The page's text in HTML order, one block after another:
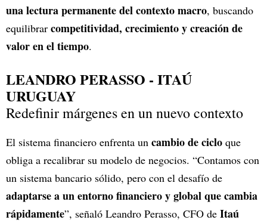
una lectura permanente del contexto macro, buscando
equilibrar competitividad, crecimiento y creación de
valor en el tiempo.
LEANDRO PERASSO - ITAÚ
URUGUAY
Redefinir márgenes en un nuevo contexto
El sistema financiero enfrenta un cambio de ciclo que
obliga a recalibrar su modelo de negocios. “Contamos con
un sistema bancario sólido, pero con el desafío de
adaptarse a un entorno financiero y global que cambia
rápidamente”, señaló Leandro Perasso, CFO de Itaú